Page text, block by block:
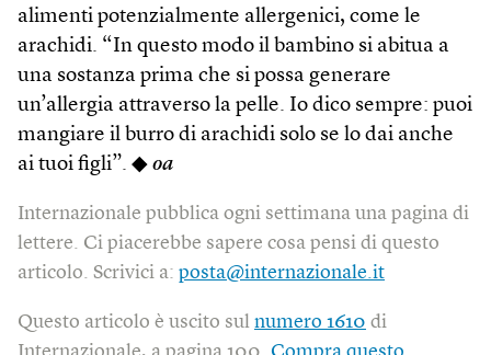
alimenti potenzialmente allergenici, come le
arachidi. “In questo modo il bambino si abitua a
una sostanza prima che si possa generare
un’allergia attraverso la pelle. Io dico sempre: puoi
mangiare il burro di arachidi solo se lo dai anche
ai tuoi figli”. ◆ oa
Internazionale pubblica ogni settimana una pagina di
lettere. Ci piacerebbe sapere cosa pensi di questo
articolo. Scrivici a: posta@internazionale.it
Questo articolo è uscito sul numero 1610 di